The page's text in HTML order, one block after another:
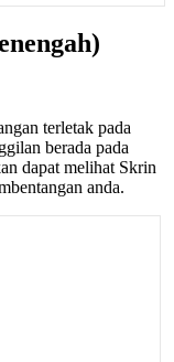
)
terletak pada
berada pada
dapat melihat Skrin
anda.